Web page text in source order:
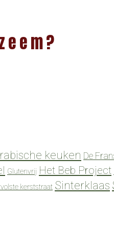
keuken De
Glutenvrij Het Beb Project
kerststraat Sinterklaas